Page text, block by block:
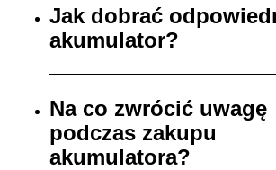
Jak dobrać
akumulator?
Na co zwrócić uwagę
podczas zakupu
akumulatora?